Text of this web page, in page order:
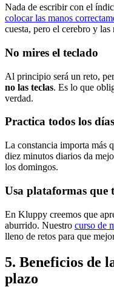
Nada de escribir con el
colocar las manos
cuesta, pero el cerebro y las
No mires el teclado
Al principio será un reto,
no las teclas. Es lo que
verdad.
Practica todos los
La constancia importa más
diez minutos diarios da
los domingos.
Usa plataformas
En Kluppy creemos que
aburrido. Nuestro curso de
lleno de retos para que
5. Beneficios de
plazo